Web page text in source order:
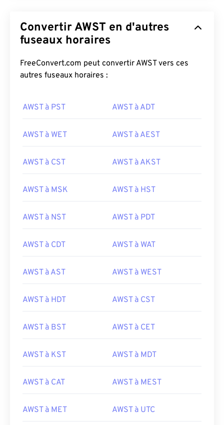
Convertir AWST en d'autres
fuseaux horaires
FreeConvert.com peut convertir AWST vers ces
autres fuseaux horaires :
AWST à PST AWST à ADT
AWST à WET AWST à AEST
AWST à CST AWST à AKST
AWST à MSK AWST à HST
AWST à NST AWST à PDT
AWST à CDT AWST à WAT
AWST à AST AWST à WEST
AWST à HDT AWST à CST
AWST à BST AWST à CET
AWST à KST AWST à MDT
AWST à CAT AWST à MEST
AWST à MET AWST à UTC